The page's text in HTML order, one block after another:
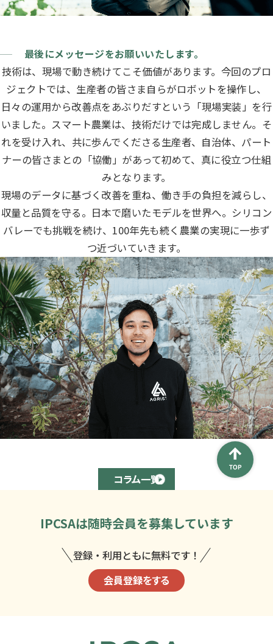
最後にメッセージをお願いいたします。
技術は、現場で動き続けてこそ価値があります。今回のプロ
ジェクトでは、生産者の皆さま自らがロボットを操作し、
日々の運用から改善点をあぶりだすという「現場実装」を行
いました。スマート農業は、技術だけでは完成しません。そ
れを受け入れ、共に歩んでくださる生産者、自治体、パート
ナーの皆さまとの「協働」があって初めて、真に役立つ仕組
みとなります。
現場のデータに基づく改善を重ね、働き手の負担を減らし、
収量と品質を守る。日本で磨いたモデルを世界へ。シリコン
バレーでも挑戦を続け、100年先も続く農業の実現に一歩ず
つ近づいていきます。
コラム一覧
IPCSAは随時会員を募集しています
登録・利用ともに無料です！
会員登録をする